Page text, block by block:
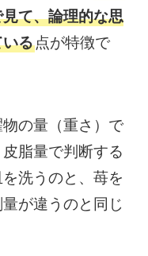
て、論理的な思
る点が特徴で
の量（重さ）で
脂量で判断する
洗うのと、苺を
が違うのと同じ